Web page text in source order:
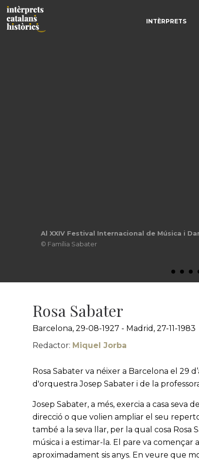
INTÈRPRETS
Al XXIV Festival Internacional de Música i
© Família Sabater
Rosa Sabater
Barcelona, 29-08-1927 - Madrid, 27-11-1983
Redactor: Miquel Jorba
Rosa Sabater va néixer a Barcelona el 29
d'orquestra Josep Sabater i de la
Josep Sabater, a més, exercia a casa
direcció o que volien ampliar el seu
també a la seva llar, per la qual cosa
música i a estimar-la. El pare va començar
aproximadament sis anys. En veure que